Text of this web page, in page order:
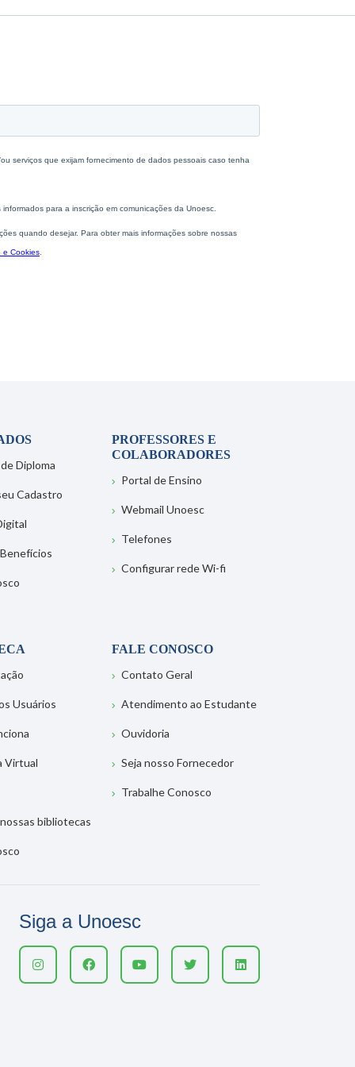
Diploma
Cadastro
PROFESSORES E
COLABORADORES
Portal de Ensino
Webmail Unoesc
Telefones
Configurar rede Wi-fi
Usuários
Virtual
bibliotecas
FALE CONOSCO
Contato Geral
Atendimento ao Estudante
Ouvidoria
Seja nosso Fornecedor
Trabalhe Conosco
Siga a Unoesc